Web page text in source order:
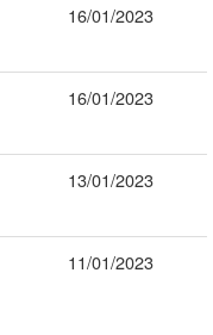
16/01/2023
16/01/2023
13/01/2023
11/01/2023